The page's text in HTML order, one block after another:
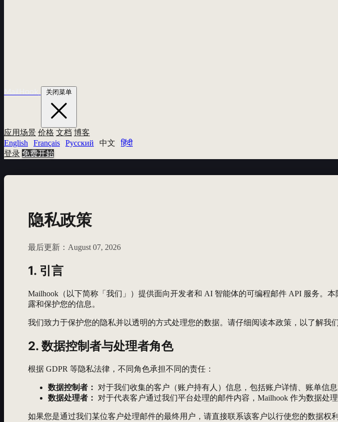
关闭菜单
应用场景 价格 文档 博客
English
Français Русский 中文
हिंदी
登录 免费开始
隐私政策
最后更新：August 07, 2026
1. 引言
Mailhook（以下简称「我们」）提供面向开发者和 AI 智能体的可编程邮件 API 服务。
露和保护您的信息。
我们致力于保护您的隐私并以透明的方式处理您的数据。请仔细阅读本政策，以了解我
2. 数据控制者与处理者角色
根据 GDPR 等隐私法律，不同角色承担不同的责任：
数据控制者：
对于我们收集的客户（账户持有人）信息，包括账户详情、账单信
数据处理者：
对于代表客户通过我们平台处理的邮件内容，Mailhook 作为数据处
如果您是通过我们某位客户处理邮件的最终用户，请直接联系该客户以行使您的数据权利